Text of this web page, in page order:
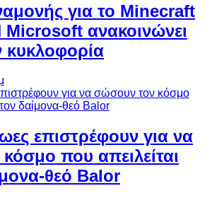
για το Minecraft
ανακοινώνει
κυκλοφορία
επιστρέφουν για να
που απειλείται
θεό Balor